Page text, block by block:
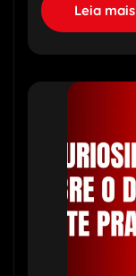
Leia mais